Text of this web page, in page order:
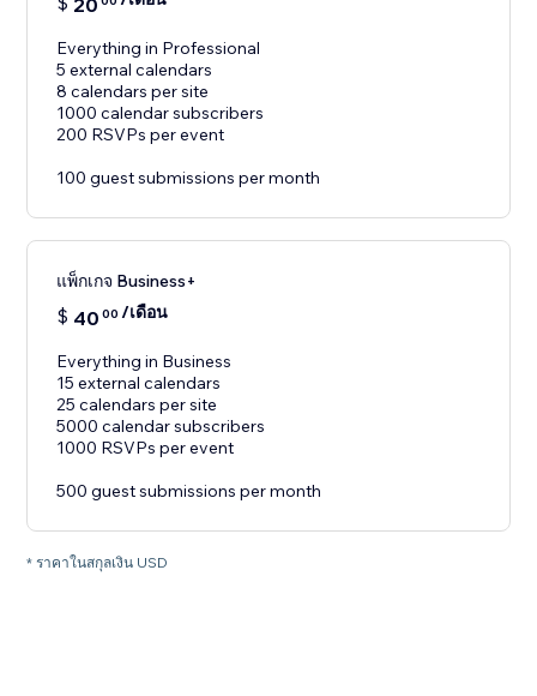
20
Everything in Professional
5 external calendars
8 calendars per site
1000 calendar subscribers
200 RSVPs per event
100 guest submissions per month
แพ็กเกจ Business+
$ 40 00 /เดือน
Everything in Business
15 external calendars
25 calendars per site
5000 calendar subscribers
1000 RSVPs per event
500 guest submissions per month
* ราคาในสกุลเงิน USD